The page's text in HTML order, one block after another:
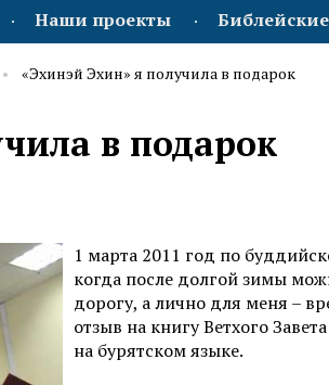
Наши проекты
«Эхинэй Эхин» я получила в подарок
в подарок
1 марта 2011 год по
когда после долгой зимы
дорогу, а лично для меня –
отзыв на книгу Ветхого
на бурятском языке.